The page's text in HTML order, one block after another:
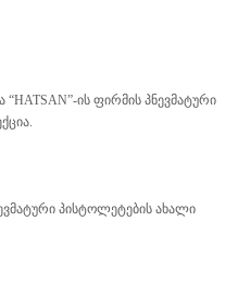
ის ფირმის პნევმატური
პისტოლეტების ახალი